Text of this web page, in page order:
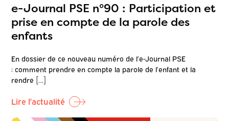
e-Journal PSE n°90 : Participation et
prise en compte de la parole des
enfants
En dossier de ce nouveau numéro de l’e-Journal PSE
: comment prendre en compte la parole de l’enfant et la
rendre […]
Lire l'actualité